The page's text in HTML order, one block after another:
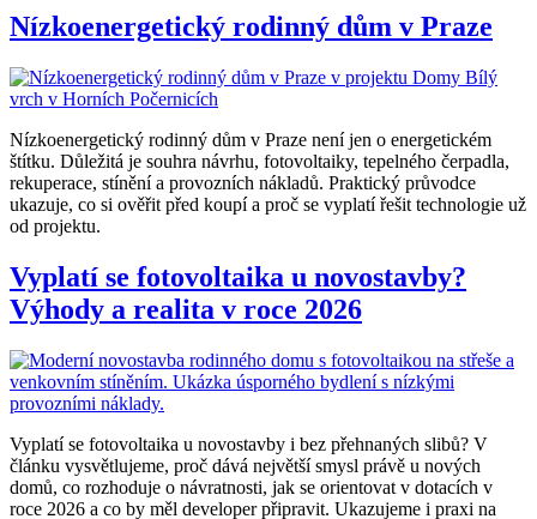
Nízkoenergetický rodinný dům v Praze
Nízkoenergetický rodinný dům v Praze není jen o energetickém
štítku. Důležitá je souhra návrhu, fotovoltaiky, tepelného čerpadla,
rekuperace, stínění a provozních nákladů. Praktický průvodce
ukazuje, co si ověřit před koupí a proč se vyplatí řešit technologie už
od projektu.
Vyplatí se fotovoltaika u novostavby?
Výhody a realita v roce 2026
Vyplatí se fotovoltaika u novostavby i bez přehnaných slibů? V
článku vysvětlujeme, proč dává největší smysl právě u nových
domů, co rozhoduje o návratnosti, jak se orientovat v dotacích v
roce 2026 a co by měl developer připravit. Ukazujeme i praxi na